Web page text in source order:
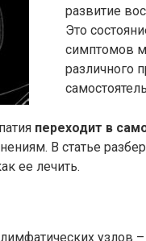
развитие
Это
симптомов
различного
переходит в
В статье
ее лечить.
узлов